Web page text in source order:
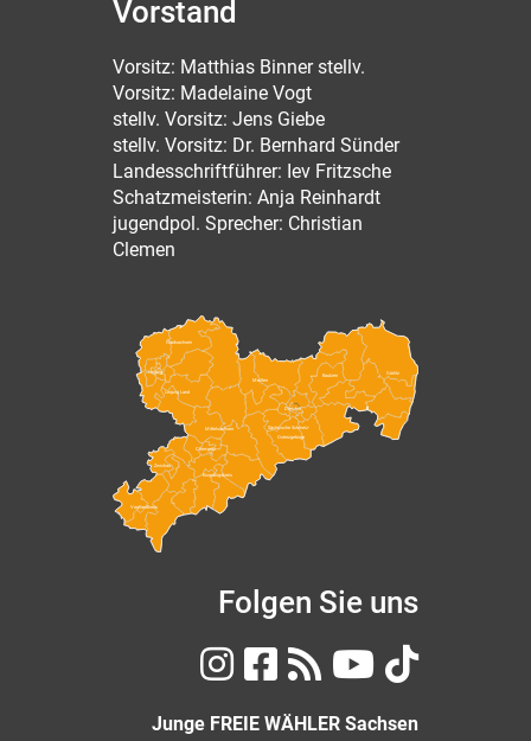
Vorstand
Vorsitz: Matthias Binner stellv.
Vorsitz: Madelaine Vogt
stellv. Vorsitz: Jens Giebe
stellv. Vorsitz: Dr. Bernhard Sünder
Landesschriftführer: Iev Fritzsche
Schatzmeisterin: Anja Reinhardt
jugendpol. Sprecher: Christian
Clemen
Bautzen Görlitz
Leipzig
Leipzig Land
Meißen
Erzgebirgskreis
Mittelsachsen
Nordsachsen
Osterzgebirge
Sächsische Schweiz-
Vogtlandkreis
Zwickau
Dresden
Chemnitz
Folgen Sie uns
Junge FREIE WÄHLER Sachsen